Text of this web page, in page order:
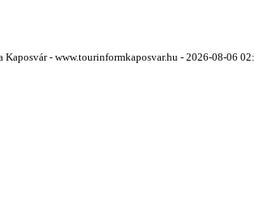
Kaposvár - www.tourinformkaposvar.hu - 2026-08-06